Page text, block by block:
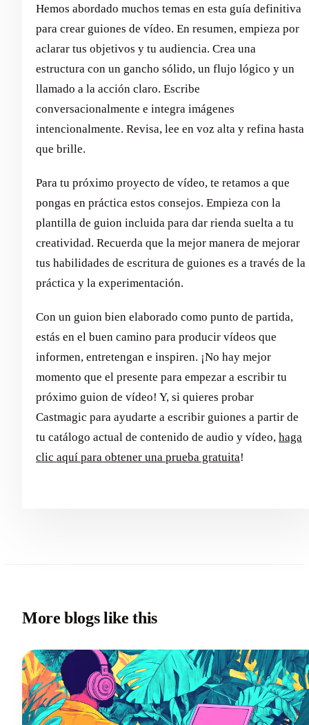
Hemos abordado muchos temas en esta guía definitiva
para crear guiones de vídeo. En resumen, empieza por
aclarar tus objetivos y tu audiencia. Crea una
estructura con un gancho sólido, un flujo lógico y un
llamado a la acción claro. Escribe
conversacionalmente e integra imágenes
intencionalmente. Revisa, lee en voz alta y refina hasta
que brille.
Para tu próximo proyecto de vídeo, te retamos a que
pongas en práctica estos consejos. Empieza con la
plantilla de guion incluida para dar rienda suelta a tu
creatividad. Recuerda que la mejor manera de mejorar
tus habilidades de escritura de guiones es a través de la
práctica y la experimentación.
Con un guion bien elaborado como punto de partida,
estás en el buen camino para producir vídeos que
informen, entretengan e inspiren. ¡No hay mejor
momento que el presente para empezar a escribir tu
próximo guion de vídeo! Y, si quieres probar
Castmagic para ayudarte a escribir guiones a partir de
tu catálogo actual de contenido de audio y vídeo, haga
clic aquí para obtener una prueba gratuita!
More blogs like this